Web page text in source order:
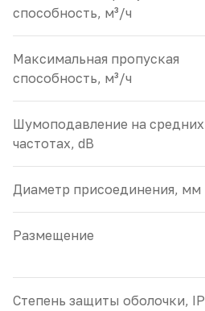
способность, м³/ч
Максимальная пропуская
способность, м³/ч
Шумоподавление на средних
частотах, dB
Диаметр присоединения, мм
Размещение
Cтепень защиты оболочки, IP